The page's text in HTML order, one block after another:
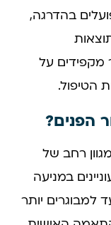
בהדרגה,
מקפידים על
הטיפול.
הפנים?
רחב של
במניעה
למבוגרים יותר